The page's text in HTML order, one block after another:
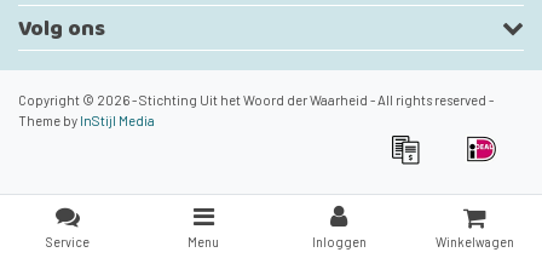
Volg ons
Copyright © 2026 - Stichting Uit het Woord der Waarheid - All rights reserved -
Theme by InStijl Media
Service Menu Inloggen Winkelwagen